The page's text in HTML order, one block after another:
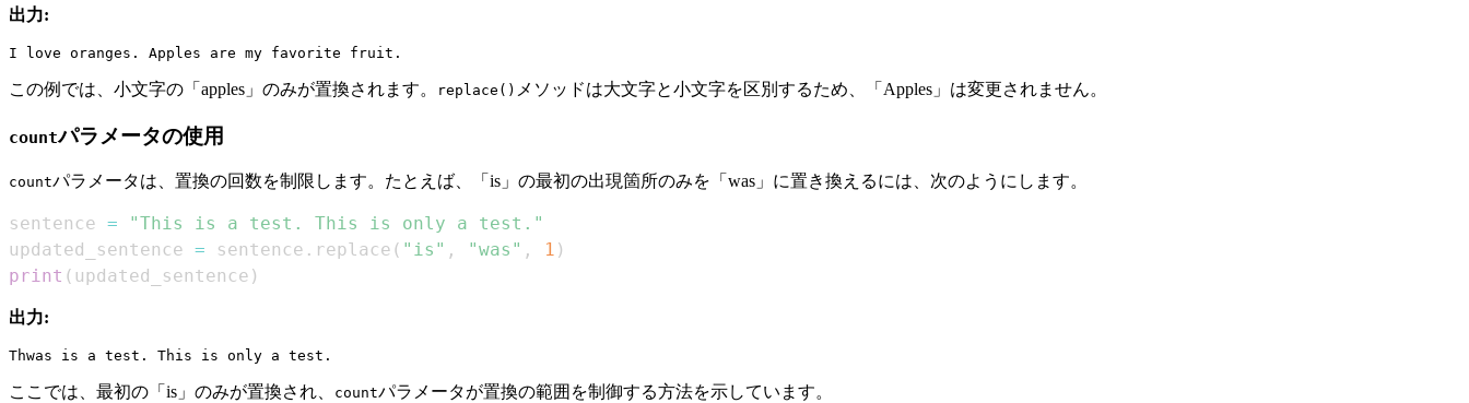
出力:
この例では、小文字の「apples」のみが置換されます。 replace() メソッドは大文字と小文字を区別するため、「Apples」は変更されません。
countパラメータの使用
countパラメータは、置換の回数を制限します。たとえば、「is」の最初の出現箇所のみを「was」に置き換えるには、次のようにします。
sentence =
"This is a test. This is only a test."
updated_sentence = sentence . replace ( "is" , "was" , 1 )
print ( updated_sentence )
出力:
ここでは、最初の「is」のみが置換され、 countパラメータが置換の範囲を制御する方法を示しています。